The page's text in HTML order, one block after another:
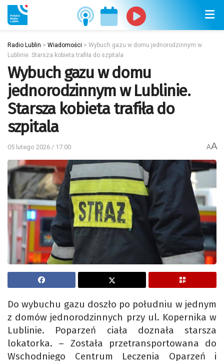
Radio Lublin > Wiadomości > Wybuch gazu w domu jednorodzinnym w
Lublinie. Starsza kobieta trafiła do szpitala
Wybuch gazu w domu
jednorodzinnym w Lublinie.
Starsza kobieta trafiła do
szpitala
05 lutego 2026 / 17:00 AA
Do wybuchu gazu doszło po południu w jednym
z domów jednorodzinnych przy ul. Kopernika w
Lublinie. Poparzeń ciała doznała starsza
lokatorka. – Została przetransportowana do
Wschodniego Centrum Leczenia Oparzeń i